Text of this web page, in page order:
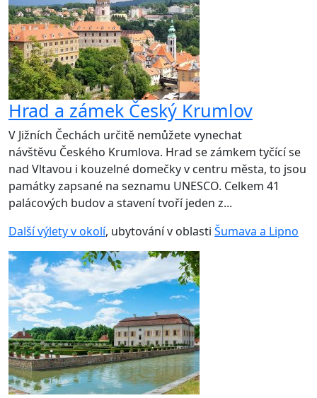
Hrad a zámek Český Krumlov
V Jižních Čechách určitě nemůžete vynechat
návštěvu Českého Krumlova. Hrad se zámkem tyčící se
nad Vltavou i kouzelné domečky v centru města, to jsou
památky zapsané na seznamu UNESCO. Celkem 41
palácových budov a stavení tvoří jeden z...
Další výlety v okolí, ubytování v oblasti Šumava a Lipno